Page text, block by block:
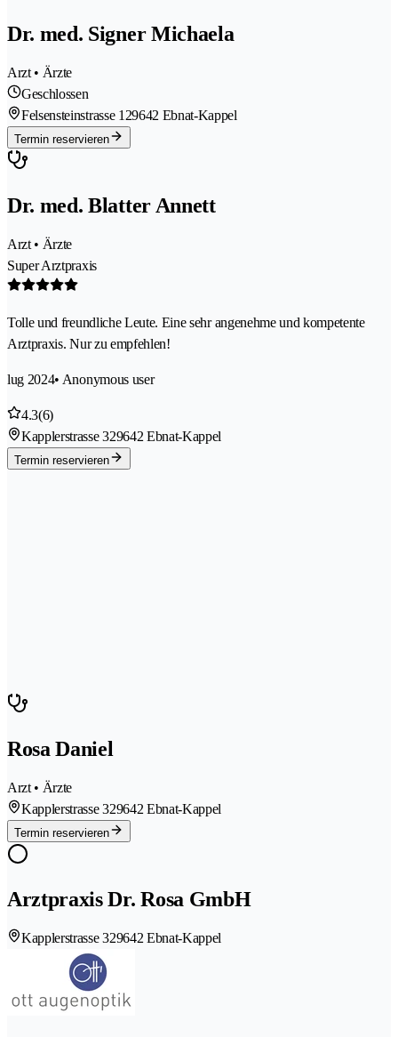
Dr. med. Signer Michaela
Arzt • Ärzte
Geschlossen
Felsensteinstrasse 129642 Ebnat-Kappel
Termin reservieren
Dr. med. Blatter Annett
Arzt • Ärzte
Super Arztpraxis
Tolle und freundliche Leute. Eine sehr angenehme und kompetente
Arztpraxis. Nur zu empfehlen!
lug 2024• Anonymous user
4.3(6)
Kapplerstrasse 329642 Ebnat-Kappel
Termin reservieren
Rosa Daniel
Arzt • Ärzte
Kapplerstrasse 329642 Ebnat-Kappel
Termin reservieren
Arztpraxis Dr. Rosa GmbH
Kapplerstrasse 329642 Ebnat-Kappel